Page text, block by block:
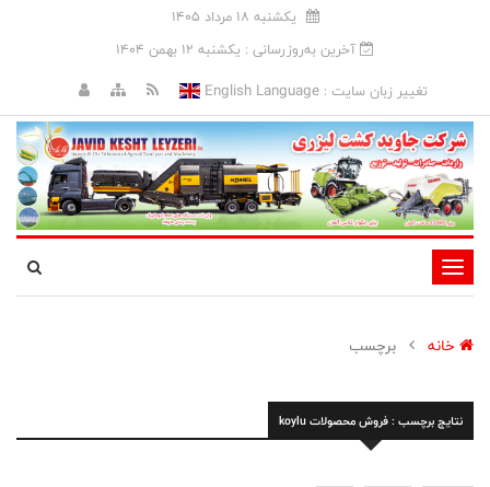
يکشنبه 18 مرداد 1405
آخرین به‌روزرسانی : يکشنبه 12 بهمن 1404
تغییر زبان سایت :English Language
تغییر
وضعیت
ناوبری
خانه برچسب
نتایج برچسب : فروش محصولات koylu